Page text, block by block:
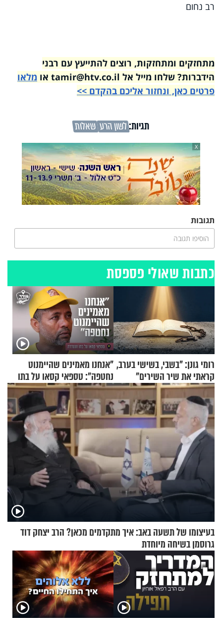
רב נחום
מתחזקים ומתחזקות, רוצים להתייעץ עם רבני
הידברות? שלחו מייל אל tamir@htv.co.il או
מלאו
פרטים כאן, ונחזור אליכם בהקדם >>
תגיות:לשון הרע שאלות
X
תגובות
הוסיפו תגובה
כתבות שאולי פספסת
רומי גונן: "בשבי, בשישי בערב,
קראתי את שיר השירים"
"אנחנו מאמינים שהיימנוט
נחטפה": טספאי קסאו על בתו
הנעדרת
בעיצומו של תשעה באב: איך מתקדמים מכאן? הרב יצחק דוד
גרוסמן בשיחה מיוחדת